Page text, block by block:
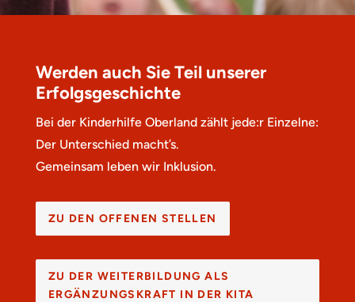
Werden auch Sie Teil unserer
Erfolgsgeschichte
Bei der Kinderhilfe Oberland zählt jede:r Einzelne:
Der Unterschied macht’s.
Gemeinsam leben wir Inklusion.
ZU DEN OFFENEN STELLEN
ZU DER WEITERBILDUNG ALS
ERGÄNZUNGSKRAFT IN DER KITA